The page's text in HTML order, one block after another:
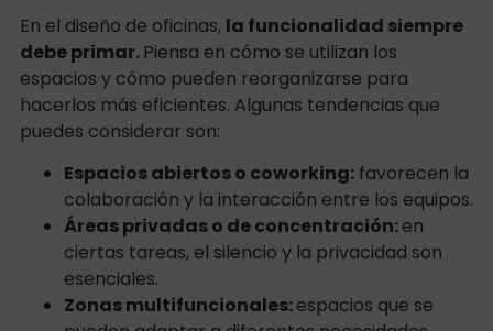
En el diseño de oficinas, la funcionalidad siempre
debe primar. Piensa en cómo se utilizan los
espacios y cómo pueden reorganizarse para
hacerlos más eficientes. Algunas tendencias que
puedes considerar son:
Espacios abiertos o coworking:favorecen la
colaboración y la interacción entre los equipos.
Áreas privadas o de concentración:en
ciertas tareas, el silencio y la privacidad son
esenciales.
Zonas multifuncionales:espacios que se